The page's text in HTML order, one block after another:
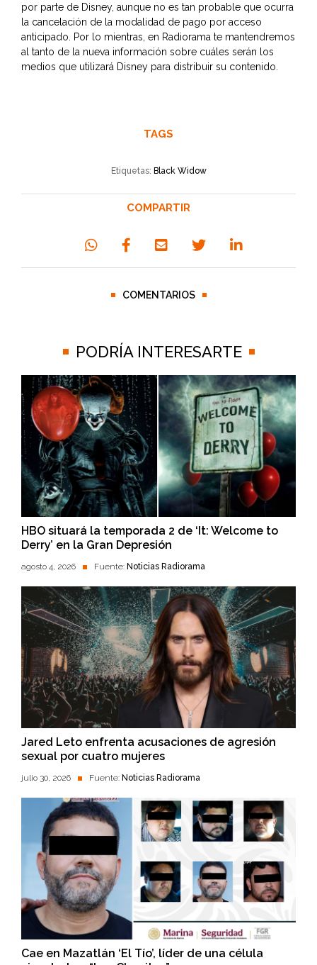
por parte de Disney, aunque no es tan probable que ocurra
la cancelación de la modalidad de pago por acceso
anticipado. Por lo mientras, en Radiorama te mantendremos
al tanto de la nueva información sobre cuáles serán los
medios que utilizará Disney para distribuir su contenido.
TAGS
Etiquetas: Black Widow
COMPARTIR
COMENTARIOS
PODRÍA INTERESARTE
HBO situará la temporada 2 de ‘It: Welcome to
Derry’ en la Gran Depresión
agosto 4, 2026 Fuente: Noticias Radiorama
Jared Leto enfrenta acusaciones de agresión
sexual por cuatro mujeres
julio 30, 2026 Fuente: Noticias Radiorama
Cae en Mazatlán ‘El Tío’, líder de una célula